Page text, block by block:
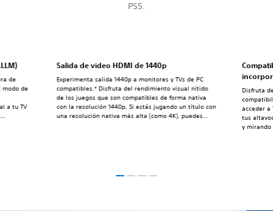
PS5.
Salida de video HDMI de 1440p
Experimenta salida 1440p a monitores y TVs de PC
compatibles.* Disfruta del rendimiento visual nítido
de los juegos que son compatibles de forma nativa
con la resolución 1440p. Si estás jugando un título con
una resolución nativa más alta (como 4K), puedes
Disfruta
acceder a
tus
y mirando
de
modo de
a tu TV